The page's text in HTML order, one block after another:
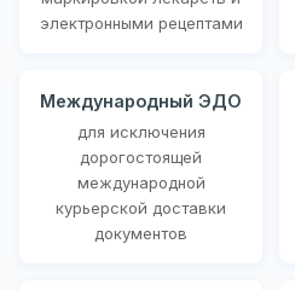
электронными рецептами
Международный ЭДО
для исключения
дорогостоящей
международной
курьерской доставки
документов